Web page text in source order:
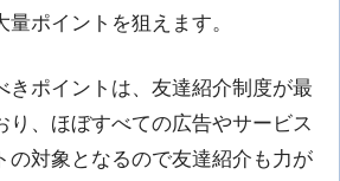
量ポイントを狙えます。
きポイントは、友達紹介制度が最
り、ほぼすべての広告やサービス
の対象となるので友達紹介も力が